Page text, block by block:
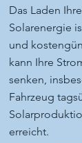
Das Laden
Solarenergie
und
kann Ihre
senken,
Fahrzeug
erreicht.